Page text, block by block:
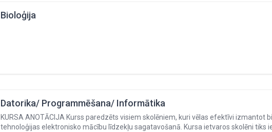
Bioloģija
Datorika/ Programmēšana/ Informātika
KURSA ANOTĀCIJA Kurss paredzēts visiem skolēniem, kuri vēlas efektīvi izmantot
tehnoloģijas elektronisko mācību līdzekļu sagatavošanā. Kursa ietvaros skolēni tiks